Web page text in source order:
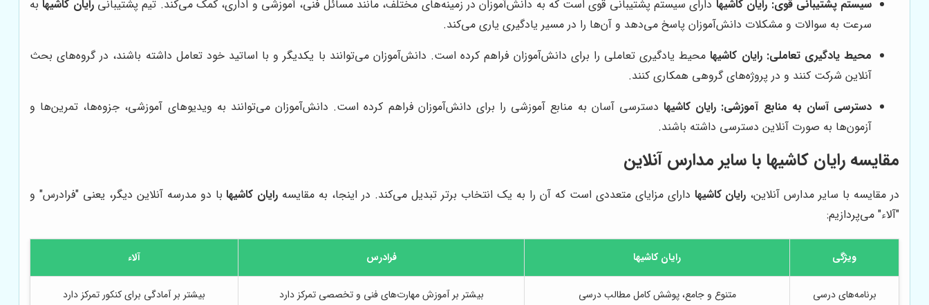
سیستم پشتیبانی قوی: رایان کاشیها دارای سیستم پشتیبانی قوی است که به دانش‌آموزان در زمینه‌های مختلف، مانند مسائل فنی، آموزشی و اداری، کمک می‌کند. تیم پشتیبانیرایان کاشیهابه
سرعت به سوالات و مشکلات دانش‌آموزان پاسخ می‌دهد و آن‌ها را در مسیر یادگیری یاری می‌کند.
محیط یادگیری تعاملی: رایان کاشیهامحیط یادگیری تعاملی را برای دانش‌آموزان فراهم کرده است. دانش‌آموزان می‌توانند با یکدیگر و با اساتید خود تعامل داشته باشند، در گروه‌های بحث
آنلاین شرکت کنند و در پروژه‌های گروهی همکاری کنند.
دسترسی آسان به منابع آموزشی: رایان کاشیهادسترسی آسان به منابع آموزشی را برای دانش‌آموزان فراهم کرده است. دانش‌آموزان می‌توانند به ویدیوهای آموزشی، جزوه‌ها، تمرین‌ها و
آزمون‌ها به صورت آنلاین دسترسی داشته باشند.
مقایسه رایان کاشیها با سایر مدارس آنلاین
در مقایسه با سایر مدارس آنلاین، رایان کاشیها دارای مزایای متعددی است که آن را به یک انتخاب برتر تبدیل می‌کند. در اینجا، به مقایسه رایان کاشیهابا دو مدرسه آنلاین دیگر، یعنی "فرادرس" و
"آلاء" می‌پردازیم:
ویژگی رایان کاشیها فرادرس آلاء
برنامه‌های درسی متنوع و جامع، پوشش کامل مطالب درسی بیشتر بر آموزش مهارت‌های فنی و تخصصی تمرکز دارد بیشتر بر آمادگی برای کنکور تمرکز دارد